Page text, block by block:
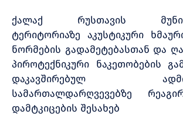
ქალაქ რუსთავის
ტერიტორიაზე აკუსტიკური
ნორმების გადამეტებასთან და
პიროტექნიკური ნაკეთობების
დაკავშირებულ
სამართალდარღვევებზე
დამტკიცების შესახებ